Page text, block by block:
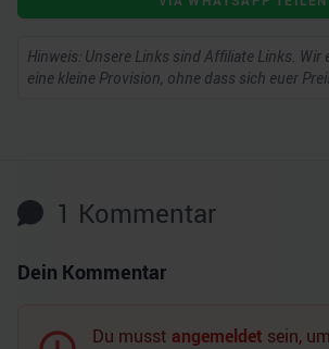
Hinweis: Unsere Links sind Affiliate Links. Wir
eine kleine Provision, ohne dass sich euer
1 Kommentar
Dein Kommentar
Du musst angemeldet sein,